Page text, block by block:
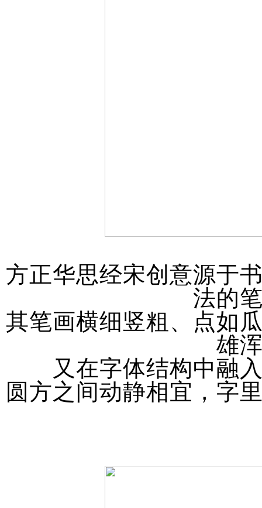
方正华思经宋创意源于
法的
其笔画横细竖粗、点如
雄
又在字体结构中融
圆方之间动静相宜，字